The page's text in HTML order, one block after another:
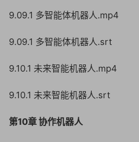
9.09.1 多智能体机器人.mp4
9.09.1 多智能体机器人.srt
9.10.1 未来智能机器人.mp4
9.10.1 未来智能机器人.srt
第10章 协作机器人